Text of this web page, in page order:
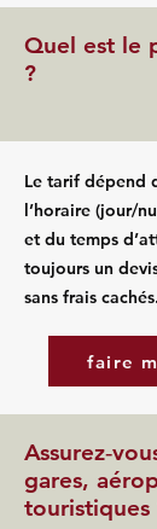
Quel est le
?
Le tarif dépend
l’horaire (jour/
et du temps
toujours un
sans frais cachés.
faire
gares,
touristiques